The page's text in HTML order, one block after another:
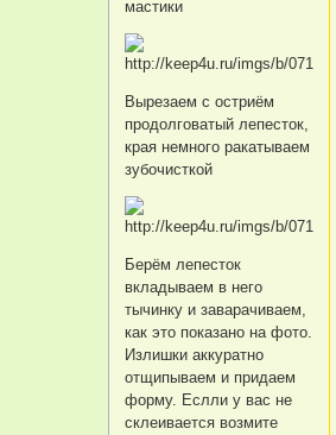
мастики
Вырезаем с остриём
продолговатый лепесток,
края немного ракатываем
зубочисткой
Берём лепесток
вкладываем в него
тычинку и заварачиваем,
как это показано на фото.
Излишки аккуратно
отщипываем и придаем
форму. Еслли у вас не
склеивается возмите